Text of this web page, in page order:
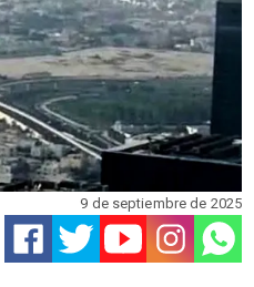
9 de septiembre de 2025